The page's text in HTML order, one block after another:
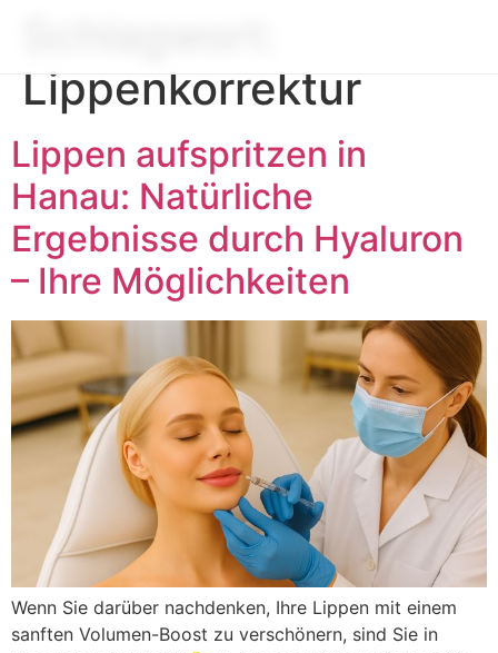
Lippenkorrektur
Lippen aufspritzen in
Hanau: Natürliche
Ergebnisse durch Hyaluron
– Ihre Möglichkeiten
Wenn Sie darüber nachdenken, Ihre Lippen mit einem
sanften Volumen-Boost zu verschönern, sind Sie in